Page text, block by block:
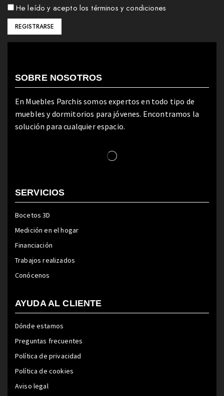
He leído y acepto los términos y condiciones
SOBRE NOSOTROS
En Muebles Parchis somos expertos en todo tipo de
muebles y dormitorios para jóvenes. Encontramos la
solución para cualquier espacio.
SERVICIOS
Bocetos 3D
Medición en el hogar
Financiación
Trabajos realizados
Conócenos
AYUDA AL CLIENTE
Dónde estamos
Preguntas frecuentes
Política de privacidad
Política de cookies
Aviso legal